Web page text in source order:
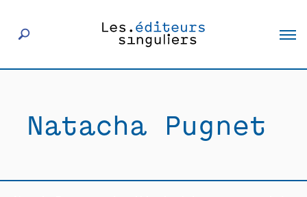
Éditeurs
Natacha Pugnet